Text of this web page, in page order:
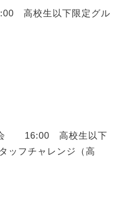
高校生以下限定グル
会 16:00 高校生以下
フチャレンジ（高